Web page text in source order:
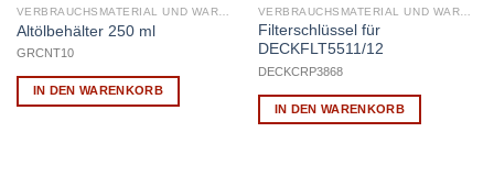
Altölbehälter 250 ml
GRCNT10
IN DEN WARENKORB
Filterschlüssel für
DECKFLT5511/12
DECKCRP3868
IN DEN WARENKORB